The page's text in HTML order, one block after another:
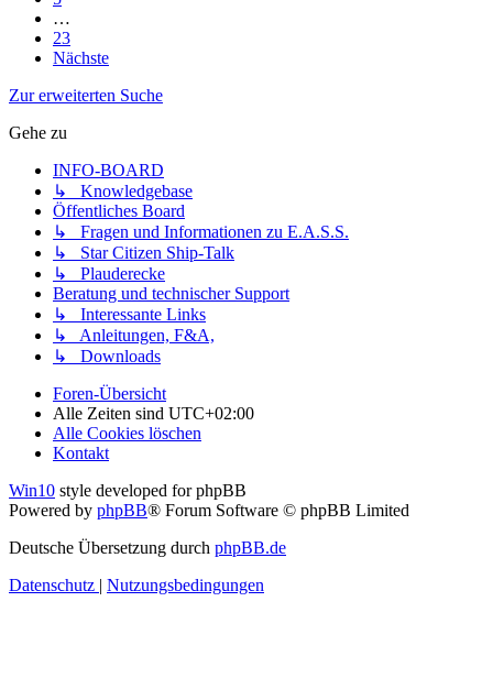
…
23
Nächste
Zur erweiterten Suche
Gehe zu
INFO-BOARD
↳ Knowledgebase
Öffentliches Board
↳ Fragen und Informationen zu E.A.S.S.
↳ Star Citizen Ship-Talk
↳ Plauderecke
Beratung und technischer Support
↳ Interessante Links
↳ Anleitungen, F&A,
↳ Downloads
Foren-Übersicht
Alle Zeiten sind UTC+02:00
Alle Cookies löschen
Kontakt
Win10 style developed for phpBB
Powered by phpBB® Forum Software © phpBB Limited
Deutsche Übersetzung durch phpBB.de
Datenschutz | Nutzungsbedingungen